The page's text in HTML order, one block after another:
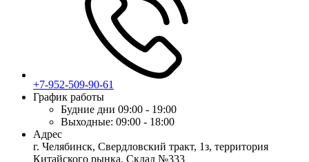
+7-952-509-90-61
График работы
Будние дни 09:00 - 19:00
Выходные: 09:00 - 18:00
Адрес
г. Челябинск, Свердловский тракт, 1з, территория
Китайского рынка, Склад №333